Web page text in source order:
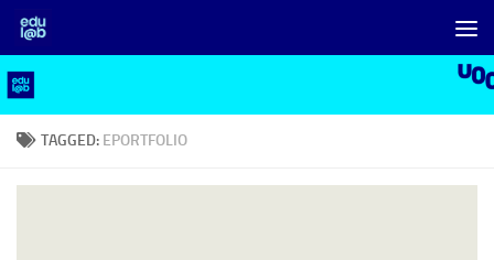
Skip to content
TAGGED: EPORTFOLIO